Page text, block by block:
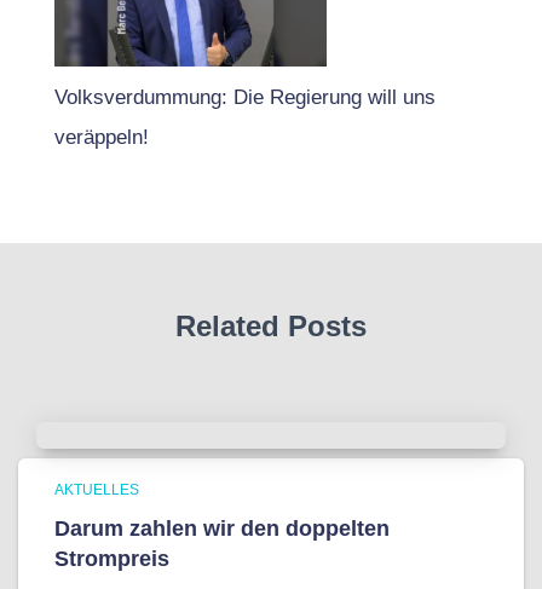
Volksverdummung: Die Regierung will uns
veräppeln!
Related Posts
AKTUELLES
Darum zahlen wir den doppelten
Strompreis